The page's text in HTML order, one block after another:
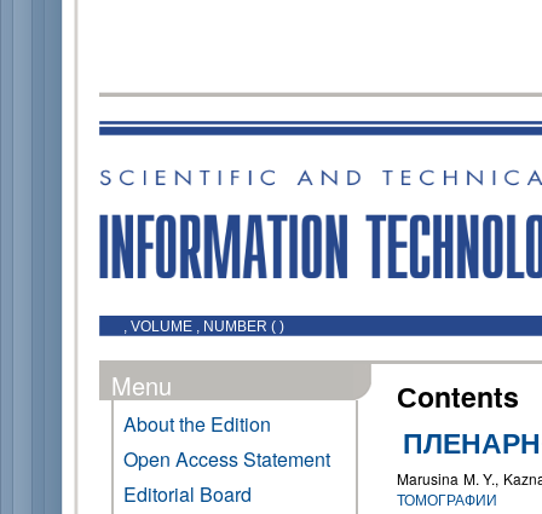
, VOLUME , NUMBER ( )
Menu
About the Edition
Open Access Statement
Editorial Board
Сontents
Marusina M. Y.,
ТОМОГРАФИИ